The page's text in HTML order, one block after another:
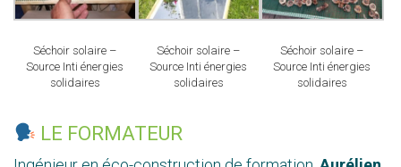
Séchoir solaire –
Source Inti énergies
solidaires
Séchoir solaire –
Source Inti énergies
solidaires
Séchoir solaire –
Source Inti énergies
solidaires
LE FORMATEUR